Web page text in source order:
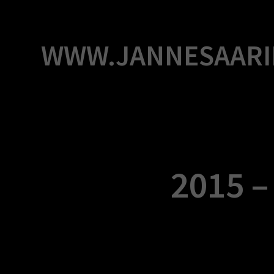
2015